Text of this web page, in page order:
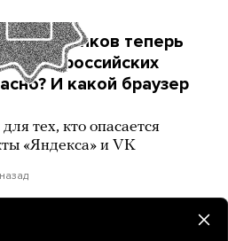
банков теперь
в российских
И какой браузер
тех, кто опасается
«Яндекса» и VK